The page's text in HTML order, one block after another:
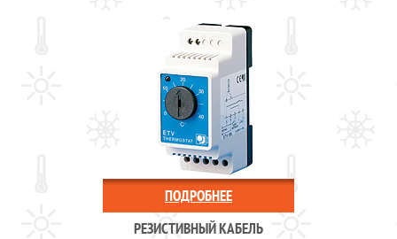
ПОДРОБНЕЕ
РЕЗИСТИВНЫЙ КАБЕЛЬ